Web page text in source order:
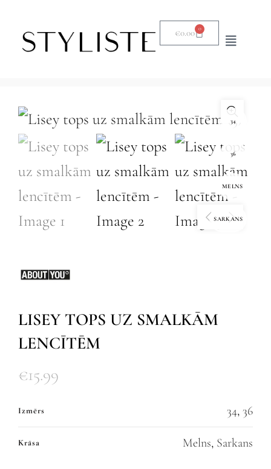
€0.00 0
34
36
MELNS
SARKANS
LISEY TOPS UZ SMALKĀM
LENCĪTĒM
€15.99
Izmērs 34, 36
Krāsa Melns, Sarkans